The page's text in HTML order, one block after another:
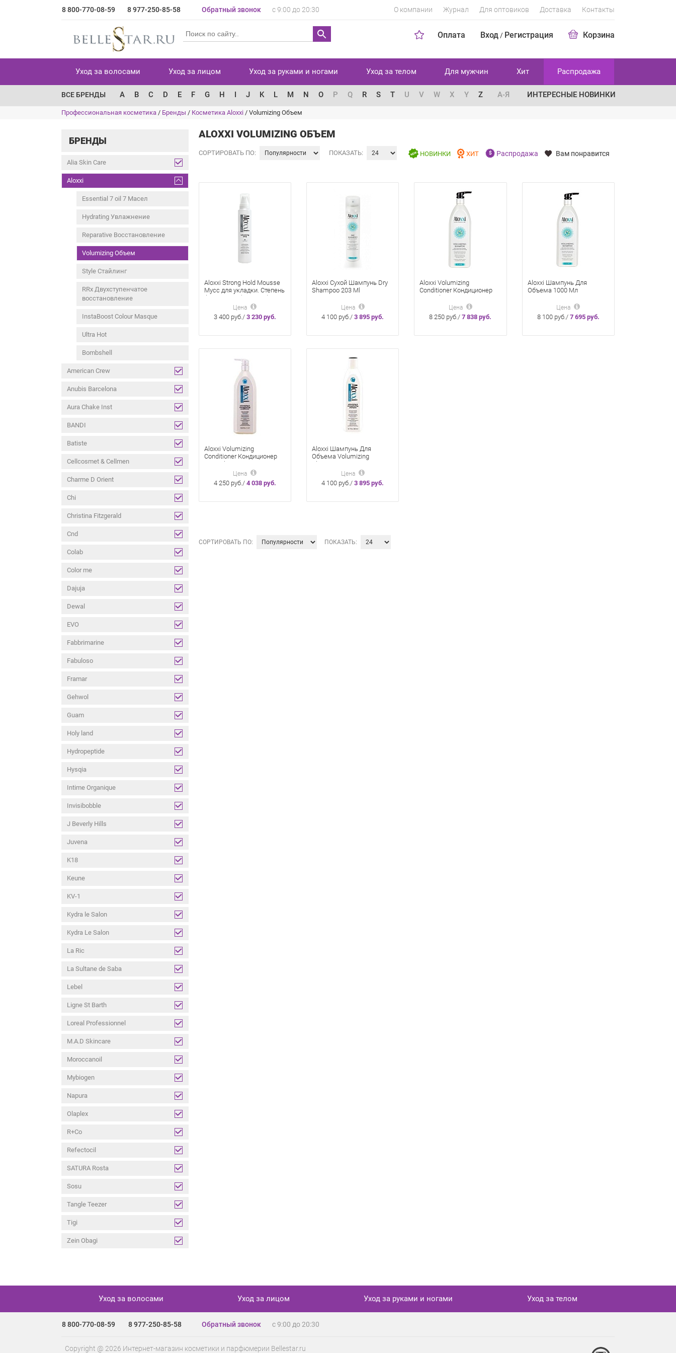
8 800-770-08-59 8 977-250-85-58 Обратный звонок с 9:00 до 20:30 О компании Журнал Для оптовиков Доставка Контакты
Оплата Вход / Регистрация Корзина
Уход за волосами Уход за лицом Уход за руками и ногами Уход за телом Для мужчин Хит Распродажа
ВСЕ БРЕНДЫ A B C D E F G H I J K L M N O P Q R S T U V W X Y Z А-Я ИНТЕРЕСНЫЕ НОВИНКИ
Профессиональная косметика / Бренды / Косметика Aloxxi / Volumizing Объем
БРЕНДЫ
Alia Skin Care
Aloxxi
Essential 7 oil 7 Масел
Hydrating Увлажнение
Reparative Восстановление
Volumizing Объем
Style Стайлинг
RRx Двухступенчатое
восстановление
InstaBoost Colour Masque
Ultra Hot
Bombshell
American Crew
Anubis Barcelona
Aura Chake Inst
BANDI
Batiste
Cellcosmet & Cellmen
Charme D Orient
Chi
Christina Fitzgerald
Cnd
Colab
Color me
Dajuja
Dewal
EVO
Fabbrimarine
Fabuloso
Framar
Gehwol
Guam
Holy land
Hydropeptide
Hysqia
Intime Organique
Invisibobble
J Beverly Hills
Juvena
K18
Keune
KV-1
Kydra le Salon
Kydra Le Salon
La Ric
La Sultane de Saba
Lebel
Ligne St Barth
Loreal Professionnel
M.A.D Skincare
Moroccanoil
Mybiogen
Napura
Olaplex
R+Co
Refectocil
SATURA Rosta
Sosu
Tangle Teezer
Tigi
Zein Obagi
ALOXXI VOLUMIZING ОБЪЕМ
СОРТИРОВАТЬ ПО: ПОКАЗАТЬ: НОВИНКИ ХИТ Распродажа Вам понравится
Aloxxi Strong Hold Mousse
Мусс для укладки. Степень
фиксации 5 (Сильная) 196
Цена
3 400 руб./ 3 230 руб.
Aloxxi Сухой Шампунь Dry
Shampoo 203 Ml
Цена
4 100 руб./3 895 руб.
Aloxxi Volumizing
Conditioner Кондиционер
Для Объема 1000 Мл
Цена
8 250 руб./7 838 руб.
Aloxxi Шампунь Для
Объема 1000 Мл
Цена
8 100 руб./ 7 695 руб.
Aloxxi Volumizing
Conditioner Кондиционер
Для Объема 300 Мл
Цена
4 250 руб./ 4 038 руб.
Aloxxi Шампунь Для
Объема Volumizing
Shampoo 300 Мл
Цена
4 100 руб./3 895 руб.
СОРТИРОВАТЬ ПО: ПОКАЗАТЬ:
Уход за волосами Уход за лицом Уход за руками и ногами Уход за телом
8 800-770-08-59 8 977-250-85-58 Обратный звонок с 9:00 до 20:30
Copyright @ 2026 Интернет-магазин косметики и парфюмерии Bellestar.ru